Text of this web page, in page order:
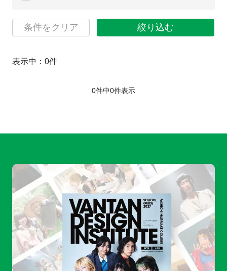
条件をクリア 絞り込む
表示中： 0件
0件中0件表示